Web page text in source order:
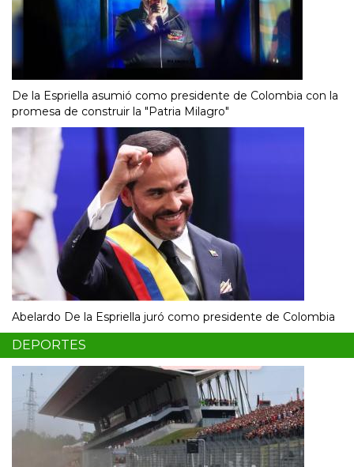
De la Espriella asumió como presidente de Colombia con la
promesa de construir la "Patria Milagro"
Abelardo De la Espriella juró como presidente de Colombia
DEPORTES